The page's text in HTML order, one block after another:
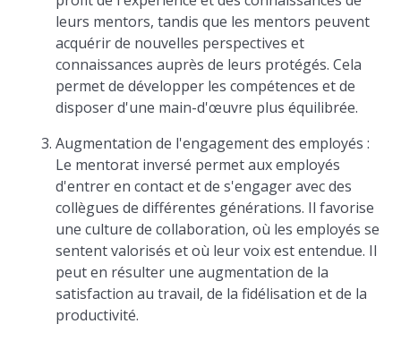
leurs mentors, tandis que les mentors peuvent
acquérir de nouvelles perspectives et
connaissances auprès de leurs protégés. Cela
permet de développer les compétences et de
disposer d'une main-d'œuvre plus équilibrée.
Augmentation de l'engagement des employés :
Le mentorat inversé permet aux employés
d'entrer en contact et de s'engager avec des
collègues de différentes générations. Il favorise
une culture de collaboration, où les employés se
sentent valorisés et où leur voix est entendue. Il
peut en résulter une augmentation de la
satisfaction au travail, de la fidélisation et de la
productivité.